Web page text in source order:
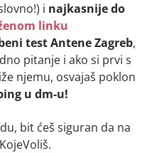
i najkasnije do
linku
test Antene Zagreb,
pitanje i ako si prvi s
njemu, osvajaš poklon
u dm-u!
bit ćeš siguran da na